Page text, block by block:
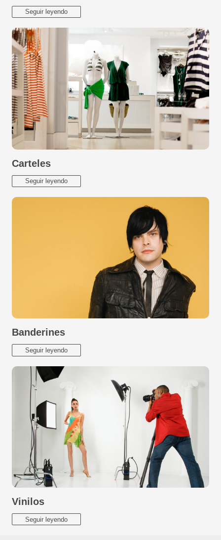
Seguir leyendo
Carteles
Seguir leyendo
Banderines
Seguir leyendo
Vinilos
Seguir leyendo